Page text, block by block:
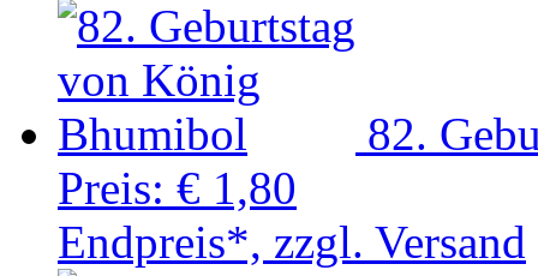
82.
Preis: € 1,80
Endpreis*, zzgl. Versand